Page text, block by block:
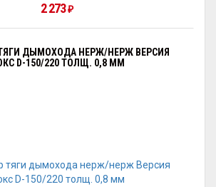
2 273₽
ДЫМОХОДА НЕРЖ/НЕРЖ ВЕРСИЯ
D-150/220 ТОЛЩ. 0,8 ММ